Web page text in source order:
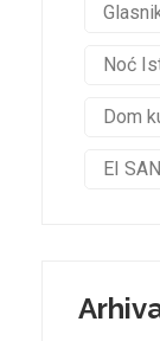
Noć
Dom
EI